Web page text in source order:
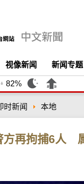
视像新闻 新闻专题
82%
时新闻 本地
方再拘捕6人